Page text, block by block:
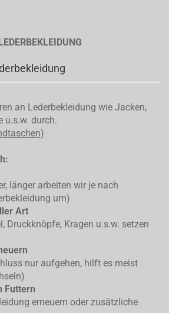
an Lederbekleidung wie Jacken,
u.s.w. durch.
länger arbeiten wir je nach
um)
Art
Druckknöpfe, Kragen u.s.w. setzen
nur aufgehen, hilft es meist
Futtern
erneuern oder zusätzliche